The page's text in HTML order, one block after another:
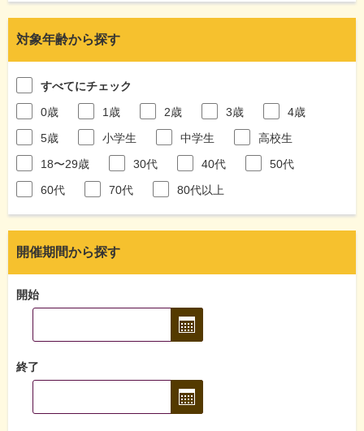
対象年齢から探す
すべてにチェック
0歳
1歳 2歳 3歳
4歳
5歳
小学生 中学生
高校生
18〜29歳
30代 40代
50代
60代
70代 80代以上
開催期間から探す
開始
終了